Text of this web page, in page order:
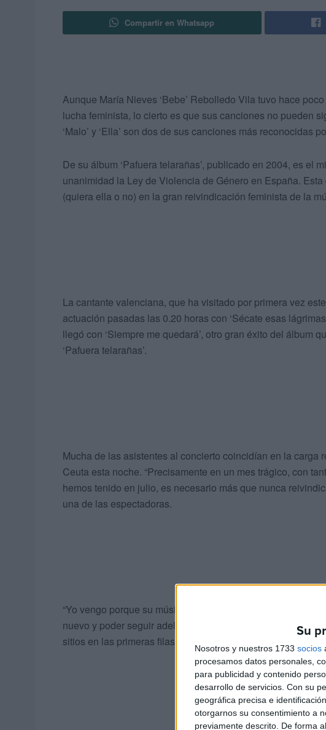
Su
Nosotros y nuestros 1733 socios
procesamos datos personales,
para publicidad y contenido
desarrollo de servicios. Con su
geográfica precisa e
otorgarnos su consentimiento a
previamente descrito. De forma
Compartir en Whatsapp
Aunque María Nieves ‘Bebe’ Rebolledo Vila tuvo hace
lucha feminista, lo cierto es que sus canciones no pueden
‘Malo’ y ‘Ella’ son dos de sus canciones más reconocidas
De su álbum ‘Pafuera telarañas’, publicado en 2004, es el
unanimidad la Ley de Violencia de Género en España.
(quiera ella o no) en la gran reivindicación feminista de la
La cantante valenciana, que ha visitado por primera vez
actuación pasadas las 0.20 horas con ‘Sécate esas
llegó con ‘Siempre me quedará’, otro gran éxito del álbum
‘Pafuera telarañas’.
Mucha de las asistentes al concierto coincidían en la carga
Ceuta esta noche. “Precisamente en un mes trágico, con
hemos tenido en julio, es necesario más que nunca
una de las espectadoras.
“Yo vengo porque su música marcó un momento muy
nuevo y poder seguir adelante”, ha detallado una
sitios en las primeras filas del Auditorio.